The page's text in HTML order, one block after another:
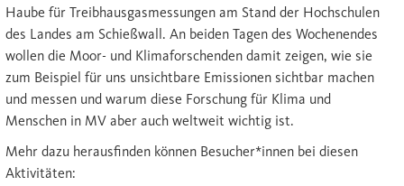
Haube für Treibhausgasmessungen am Stand der Hochschulen
des Landes am Schießwall. An beiden Tagen des Wochenendes
wollen die Moor- und Klimaforschenden damit zeigen, wie sie
zum Beispiel für uns unsichtbare Emissionen sichtbar machen
und messen und warum diese Forschung für Klima und
Menschen in MV aber auch weltweit wichtig ist.
Mehr dazu herausfinden können Besucher*innen bei diesen
Aktivitäten: